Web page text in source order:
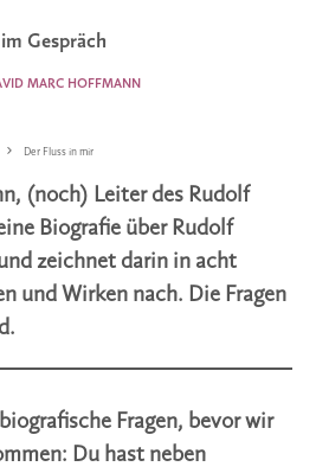
Gespräch
MARC HOFFMANN
Der Fluss in mir
(noch) Leiter des Rudolf
Biografie über Rudolf
zeichnet darin in acht
und Wirken nach. Die Fragen
Fragen, bevor wir
Du hast neben